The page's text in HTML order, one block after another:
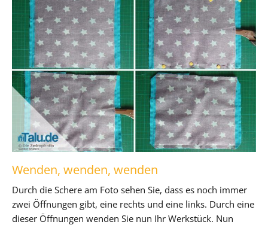
Wenden, wenden, wenden
Durch die Schere am Foto sehen Sie, dass es noch immer
zwei Öffnungen gibt, eine rechts und eine links. Durch eine
dieser Öffnungen wenden Sie nun Ihr Werkstück. Nun